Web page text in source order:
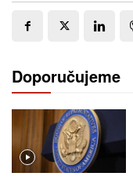
Doporučujeme